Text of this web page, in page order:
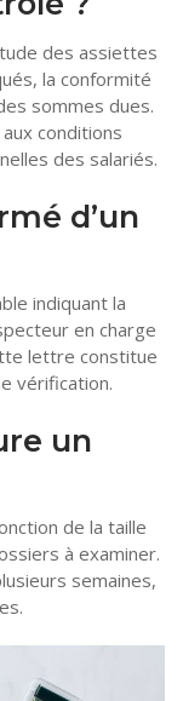
des assiettes
la conformité
sommes dues.
conditions
des salariés.
d’un
indiquant la
en charge
lettre constitue
vérification.
un
de la taille
à examiner.
semaines,